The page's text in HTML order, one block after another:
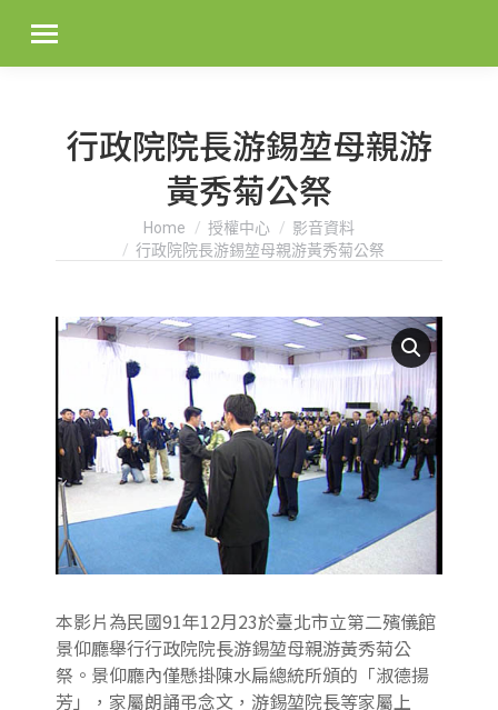
行政院院長游錫堃母親游
黃秀菊公祭
You are here:Home 授權中心
影音資料
行政院院長游錫堃母親游黃秀菊公祭
本影片為民國91年12月23於臺北市立第二殯儀館
景仰廳舉行行政院院長游錫堃母親游黃秀菊公
祭。景仰廳內僅懸掛陳水扁總統所頒的「淑德揚
芳」，家屬朗誦弔念文，游錫堃院長等家屬上